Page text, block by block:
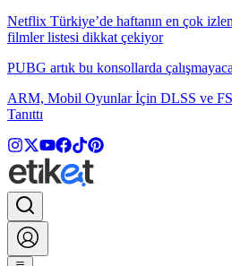
Netflix Türkiye’de haftanın en çok
filmler listesi dikkat çekiyor
PUBG artık bu konsollarda
ARM, Mobil Oyunlar İçin DLSS ve
Tanıttı